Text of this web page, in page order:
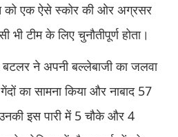
को एक ऐसे स्कोर की ओर अग्रसर
भी टीम के लिए चुनौतीपूर्ण होता।
ने अपनी बल्लेबाजी का जलवा
का सामना किया और नाबाद 57
इस पारी में 5 चौके और 4